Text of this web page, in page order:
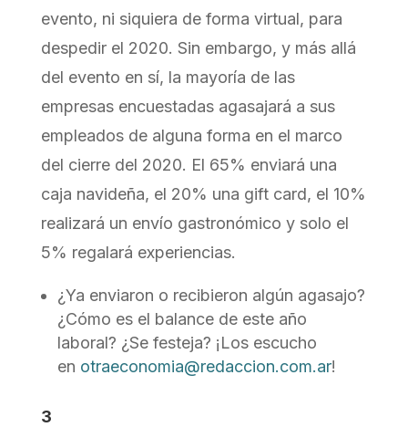
evento, ni siquiera de forma virtual, para
despedir el 2020. Sin embargo, y más allá
del evento en sí, la mayoría de las
empresas encuestadas agasajará a sus
empleados de alguna forma en el marco
del cierre del 2020. El 65% enviará una
caja navideña, el 20% una gift card, el 10%
realizará un envío gastronómico y solo el
5% regalará experiencias.
¿Ya enviaron o recibieron algún agasajo?
¿Cómo es el balance de este año
laboral? ¿Se festeja? ¡Los escucho
en otraeconomia@redaccion.com.ar!
3